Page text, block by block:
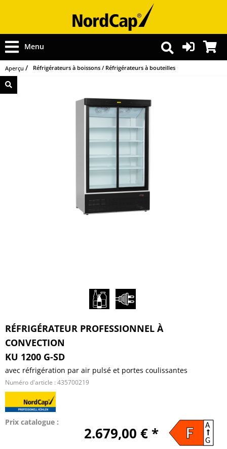
Menu
Aperçu Réfrigérateurs à boissons / Réfrigérateurs à bouteilles
RÉFRIGÉRATEUR PROFESSIONNEL À
CONVECTION
KU 1200 G-SD
avec réfrigération par air pulsé et portes coulissantes
Numéro d'article : 435700219
Prix catalogue :
2.679,00 € * A
G
F